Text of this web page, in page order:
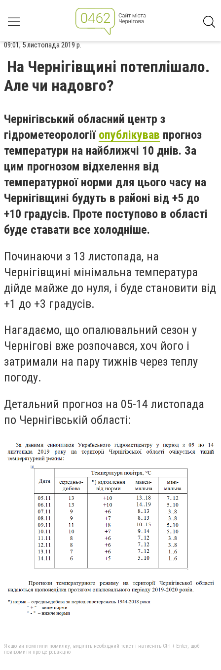
09:01, 5 листопада 2019 р.
На Чернігівщині потеплішало.
Але чи надовго?
Чернігівський обласний центр з
гідрометеорології опублікував прогноз
температури на найближчі 10 днів. За
цим прогнозом відхелення від
температурної норми для цього часу на
Чернігівщині будуть в районі від +5 до
+10 градусів. Проте поступово в області
буде ставати все холодніше.
Починаючи з 13 листопада, на
Чернігівщині мінімальна температура
дійде майже до нуля, і буде становити від
+1 до +3 градусів.
Нагадаємо, що опалювальний сезон у
Чернігові вже розпочався, хоч його і
затримали на пару тижнів через теплу
погоду.
Детальний прогноз на 05-14 листопада
по Чернігівській області:
Якщо ви помітили помилку, виділіть необхідний текст і натисніть Ctrl + Enter, щоб
повідомити про це редакцію